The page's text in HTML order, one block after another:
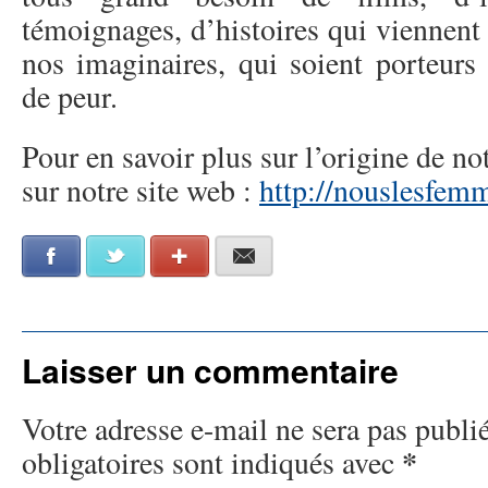
témoignages, d’histoires qui
nos imaginaires, qui soient
de peur.
Pour en savoir plus sur l’origine de
sur notre site web : http://
Facebook Twitter Google+
Laisser un commentaire
Votre adresse e-mail ne sera pas
obligatoires sont indiqués avec *